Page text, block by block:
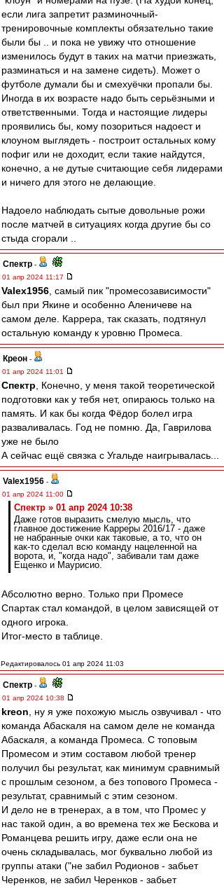
если лига запретит разминочный-
тренировочные комплекты обязательно такие
были бы .. и пока не увижу что отношение
изменилось будут в таких на матчи приезжать,
разминаться и на замене сидеть). Может о
футболе думали бы и смехуёчки пропали бы.
Иногда в их возрасте надо быть серьёзными и
ответственными. Тогда и настоящие лидеры
проявились бы, кому позориться надоест и
клоуном выглядеть - построит остальных кому
пофиг или не доходит, если такие найдутся,
конечно, а не дутые считающие себя лидерами
и ничего для этого не делающие.
Надоело наблюдать сытые довольные рожи
после матчей в ситуациях когда другие бы со
стыда сгорали ..
Спектр -
01 апр 2024 11:17
Valex1956 , самый пик "промесозависимости"
был при Якине и особенно Аленичеве на
самом деле. Каррера, так сказать, подтянул
остальную команду к уровню Промеса.
Креон -
01 апр 2024 11:01
Спектр , Конечно, у меня такой теоретической
подготовки как у тебя нет, опираюсь только на
память. И как бы когда Фёдор болел игра
разваливалась. Год не помню. Да, Гаврилова
уже не было
А сейчас ещё связка с Угальде наигрывалась...
Valex1956 -
01 апр 2024 11:00
Спектр » 01 апр 2024 10:38
Даже готов выразить смелую мысль, что
главное достижение Карреры 2016/17 - даже
не набранные очки как таковые, а то, что он
как-то сделал всю команду нацеленной на
ворота, и, "когда надо", забивали там даже
Ещенко и Маурисио.
Абсолютно верно. Только при Промесе
Спартак стал командой, в целом зависящей от
одного игрока.
Итог-место в таблице.
Редактировалось 01 апр 2024 11:03
Спектр -
01 апр 2024 10:38
kreon , ну я уже похожую мысль озвучивал - что
команда Абаскаля на самом деле не команда
Абаскаля, а команда Промеса. С топовым
Промесом и этим составом любой тренер
получил бы результат, как минимум сравнимый
с прошлым сезоном, а без топового Промеса -
результат, сравнимый с этим сезоном.
И дело не в тренерах, а в том, что Промес у
нас такой один, а во времена тех же Бескова и
Романцева решить игру, даже если она не
очень складывалась, мог буквально любой из
группы атаки ("не забил Родионов - забьет
Черенков, не забил Черенков - забьет